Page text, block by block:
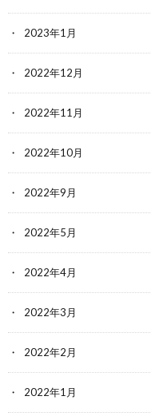
2023年1月
2022年12月
2022年11月
2022年10月
2022年9月
2022年5月
2022年4月
2022年3月
2022年2月
2022年1月